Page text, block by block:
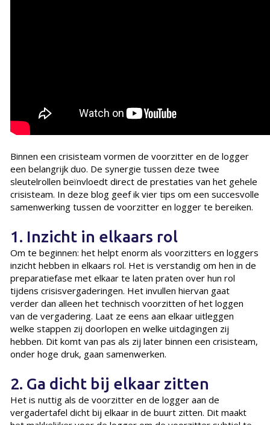
Binnen een crisisteam vormen de voorzitter en de logger
een belangrijk duo. De synergie tussen deze twee
sleutelrollen beïnvloedt direct de prestaties van het gehele
crisisteam. In deze blog geef ik vier tips om een succesvolle
samenwerking tussen de voorzitter en logger te bereiken.
1. Inzicht in elkaars rol
Om te beginnen: het helpt enorm als voorzitters en loggers
inzicht hebben in elkaars rol. Het is verstandig om hen in de
preparatiefase met elkaar te laten praten over hun rol
tijdens crisisvergaderingen. Het invullen hiervan gaat
verder dan alleen het technisch voorzitten of het loggen
van de vergadering. Laat ze eens aan elkaar uitleggen
welke stappen zij doorlopen en welke uitdagingen zij
hebben. Dit komt van pas als zij later binnen een crisisteam,
onder hoge druk, gaan samenwerken.
2. Ga dicht bij elkaar zitten
Het is nuttig als de voorzitter en de logger aan de
vergadertafel dicht bij elkaar in de buurt zitten. Dit maakt